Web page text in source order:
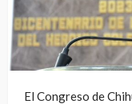
El Congreso de